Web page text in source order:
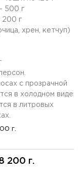
500 г
200 г
хрен, кетчуп)
с прозрачной
в холодном виде
в литровых
г.
200 г.